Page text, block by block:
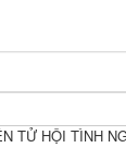
TỬ HỘI TÌNH